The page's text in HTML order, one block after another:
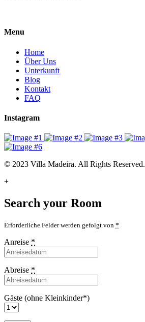
Menu
Home
Über Uns
Unterkunft
Blog
Kontakt
FAQ
Instagram
© 2023 Villa Madeira. All Rights Reserved.
+
Search your Room
Erforderliche Felder werden gefolgt von *
Anreise *
Abreise *
Gäste (ohne Kleinkinder*)